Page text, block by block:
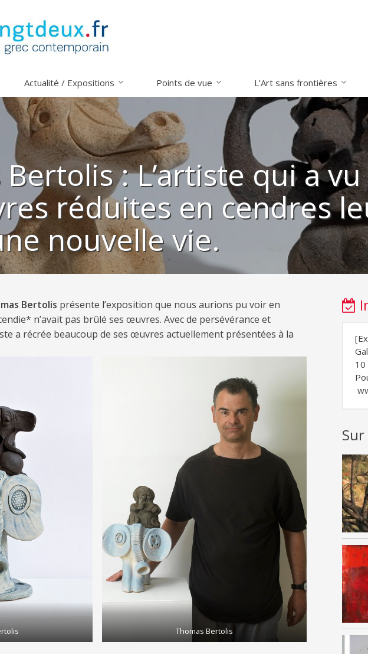
Actualité / Expositions Points de vue L’Art sans frontières
: L’artiste qui a vu
réduites en cendres
nouvelle vie.
Bertolis présente l’exposition que nous aurions pu voir en
n’avait pas brûlé ses œuvres. Avec de persévérance et
a récrée beaucoup de ses œuvres actuellement présentées à la
Thomas Bertolis
Sur